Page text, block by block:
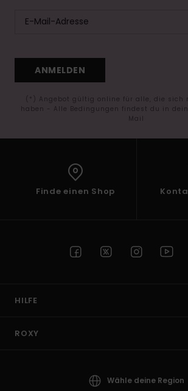
ANMELDEN
(*) Angebot gültig online für alle, die sich
haben - Alle Bedingungen findest du in
Mail
Finde einen Shop
HILFE
ROXY
Wähle deine Region